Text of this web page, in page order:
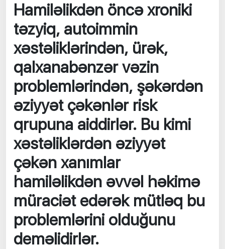
Hamiləlikdən öncə xroniki
təzyiq, autoimmin
xəstəliklərindən, ürək,
qalxanabənzər vəzin
problemlərindən, şəkərdən
əziyyət çəkənlər risk
qrupuna aiddirlər. Bu kimi
xəstəliklərdən əziyyət
çəkən xanımlar
hamiləlikdən əvvəl həkimə
müraciət edərək mütləq bu
problemlərini olduğunu
deməlidirlər.